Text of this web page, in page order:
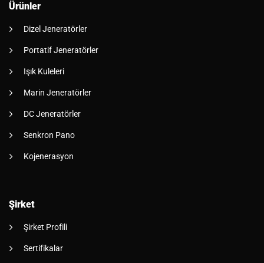
Ürünler
Dizel Jeneratörler
Portatif Jeneratörler
Işık Kuleleri
Marin Jeneratörler
DC Jeneratörler
Senkron Pano
Kojenerasyon
Şirket
Şirket Profili
Sertifikalar